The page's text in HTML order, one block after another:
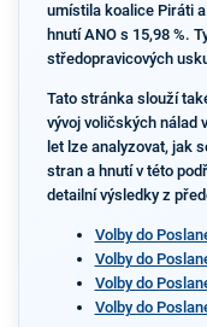
umístila koalice Piráti
hnutí ANO s 15,98 %.
středopravicových
Tato stránka slouží
vývoj voličských nálad
let lze analyzovat, jak
stran a hnutí v této
detailní výsledky z
Volby do
Volby do
Volby do
Volby do